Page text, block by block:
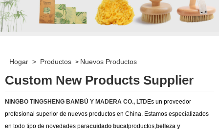
Hogar > Productos > Nuevos Productos
Custom New Products Supplier
NINGBO TINGSHENG BAMBÚ Y MADERA CO., LTDEs un proveedor
profesional superior de nuevos productos en China. Estamos especializados
en todo tipo de novedades paracuidado bucalproductos, belleza y